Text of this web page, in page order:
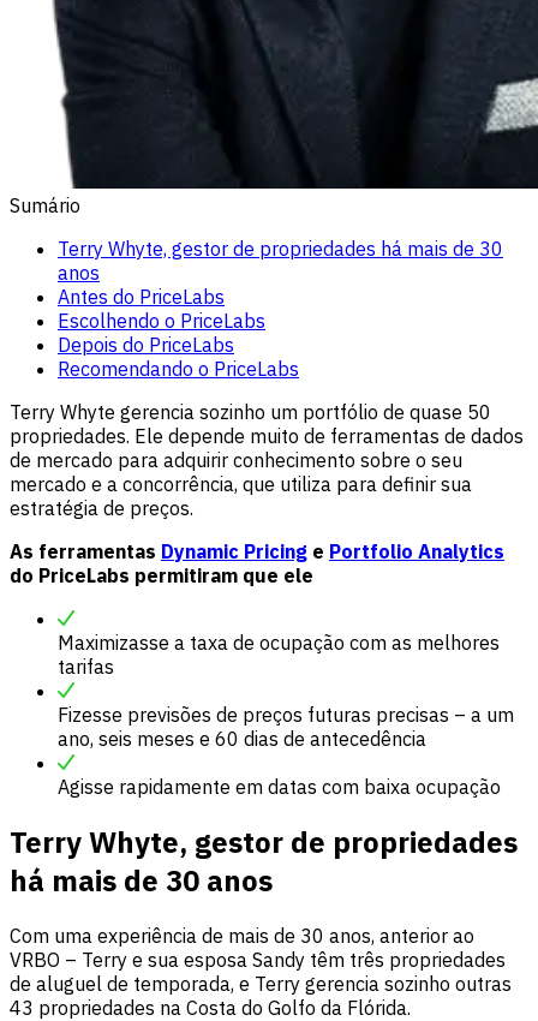
Sumário
Terry Whyte, gestor de propriedades há mais de 30
anos
Antes do PriceLabs
Escolhendo o PriceLabs
Depois do PriceLabs
Recomendando o PriceLabs
Terry Whyte gerencia sozinho um portfólio de quase 50
propriedades. Ele depende muito de ferramentas de dados
de mercado para adquirir conhecimento sobre o seu
mercado e a concorrência, que utiliza para definir sua
estratégia de preços.
As ferramentas Dynamic Pricing e Portfolio Analytics
do PriceLabs permitiram que ele
Maximizasse a taxa de ocupação com as melhores
tarifas
Fizesse previsões de preços futuras precisas – a um
ano, seis meses e 60 dias de antecedência
Agisse rapidamente em datas com baixa ocupação
Terry Whyte, gestor de propriedades
há mais de 30 anos
Com uma experiência de mais de 30 anos, anterior ao
VRBO – Terry e sua esposa Sandy têm três propriedades
de aluguel de temporada, e Terry gerencia sozinho outras
43 propriedades na Costa do Golfo da Flórida.